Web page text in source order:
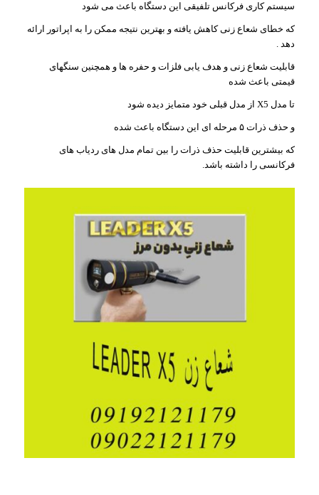
سیستم کاری فرکانس تلفیقی این دستگاه باعث می شود
که خطای شعاع زنی کاهش یافته و بهترین نتیجه ممکن را به اپراتور ارائه
دهد .
قابلیت شعاع زنی و هدف یابی فلزات و حفره ها و همچنین سنگهای
قیمتی باعث شده
تا مدل X5 از مدل قبلی خود متمایز دیده شود
و حذف ذرات ۵ مرحله ای این دستگاه باعث شده
که بیشترین قابلیت حذف ذرات را بین تمام مدل های ردیاب های
فرکانسی را داشته باشد.